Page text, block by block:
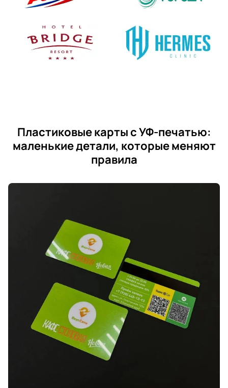
Пластиковые карты с УФ-печатью:
маленькие детали, которые меняют
правила